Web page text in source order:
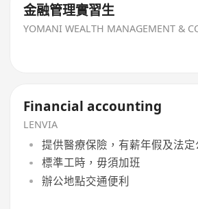
金融管理實習生
YOMANI WEALTH MANAGEMENT &
Financial accounting
LENVIA
提供醫療保險，有薪年假及法
標準工時，毋須加班
辦公地點交通便利